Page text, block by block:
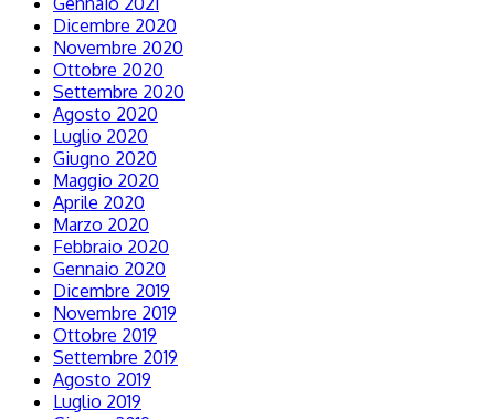
Dicembre 2020
Novembre 2020
Ottobre 2020
Settembre 2020
Agosto 2020
Luglio 2020
Giugno 2020
Maggio 2020
Aprile 2020
Marzo 2020
Febbraio 2020
Gennaio 2020
Dicembre 2019
Novembre 2019
Ottobre 2019
Settembre 2019
Agosto 2019
Luglio 2019